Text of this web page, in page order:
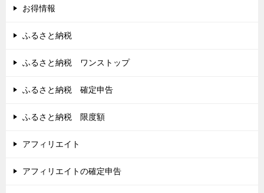
お得情報
ふるさと納税
ふるさと納税 ワンストップ
ふるさと納税 確定申告
ふるさと納税 限度額
アフィリエイト
アフィリエイトの確定申告